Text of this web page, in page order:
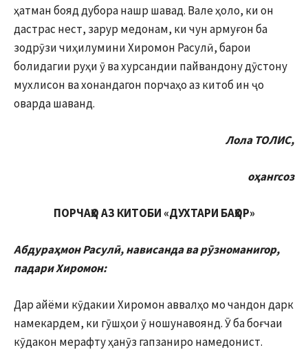
ҳатман бояд дубора нашр шавад. Вале ҳоло, ки он
дастрас нест, зарур медонам, ки чун армуғон ба
зодрӯзи чиҳилумини Хиромон Расулӣ, барои
болидагии руҳи ӯ ва хурсандии пайвандону дӯстону
мухлисон ва хонандагон порчаҳо аз китоб ин ҷо
оварда шаванд.
Лола ТОЛИС,
оҳангсоз
ПОРЧАҲО АЗ КИТОБИ «ДУХТАРИ БАҲОР»
Абдураҳмон Расулӣ, нависанда ва рӯзноманигор,
падари Хиромон:
Дар айёми кӯдакии Хиромон аввалҳо мо чандон дарк
намекардем, ки гӯшҳои ӯ ношунавоянд. Ӯ ба боғчаи
кӯдакон мерафту ҳанӯз гапзаниро намедонист.